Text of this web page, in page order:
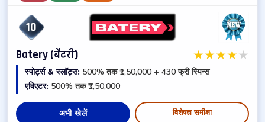
10
Batery (बैटरी) ★★★★★
स्पोर्ट्स & स्लॉट्स: 500% तक ₹1,50,000 + 430 फ्री स्पिन्स
एविएटर: 500% तक ₹1,50,000
अभी खेलें विशेषज्ञ समीक्षा